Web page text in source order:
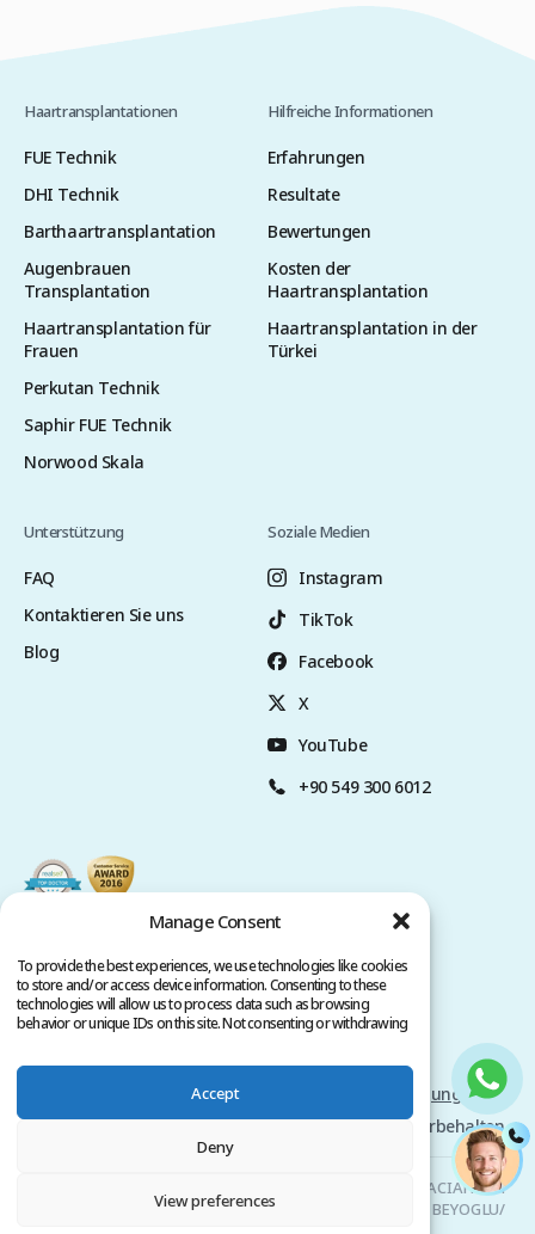
Manage Consent
To provide the best experiences, we use technologies like cookies
to store and/or access device information. Consenting to these
technologies will allow us to process data such as browsing
behavior or unique IDs on this site. Not consenting or withdrawing
Accept
Deny
View preferences
Haartransplantationen
FUE Technik
DHI Technik
Barthaartransplantation
Augenbrauen
Transplantation
Haartransplantation für
Frauen
Perkutan Technik
Saphir FUE Technik
Norwood Skala
Hilfreiche Informationen
Erfahrungen
Resultate
Bewertungen
Kosten der
Haartransplantation
Haartransplantation in der
Türkei
Unterstützung
FAQ
Kontaktieren Sie uns
Blog
Soziale Medien
Instagram
TikTok
Facebook
X
YouTube
+90 549 300 6012
Datenschutz-Bestimmungen
Nutzungsbedingungen
Copyright @ 2026 www.clinicana.com. Alle Rechte vorbehalten.
Clinicana Haartransplantation & Ästhetische Chirurgie | HACIAHMET
MAH. KURTULUS DERESI CAD. NO: 15 -21 IC KAPI NO: 94 BEYOGLU/